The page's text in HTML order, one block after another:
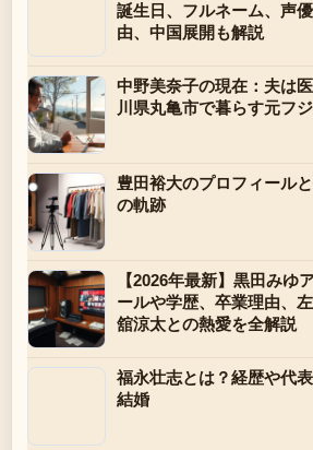
誕生日、フルネーム、声
由、中国展開も解説
中野美奈子の現在：夫は
川県丸亀市で暮らす元フ
豊田裕大のプロフィール
の軌跡
【2026年最新】黒田みゆ
ールや学歴、卒業理由、
舘涼太との熱愛を全解説
福永壮志とは？経歴や代
結婚